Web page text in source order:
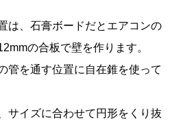
は、石膏ボードだとエアコンの
の合板で壁を作ります。
管を通す位置に自在錐を使って
サイズに合わせて円形をくり抜